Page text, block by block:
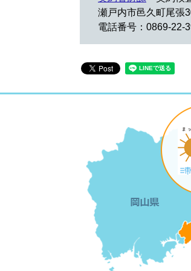
瀬戸内市邑久町尾張
電話番号：0869-22-